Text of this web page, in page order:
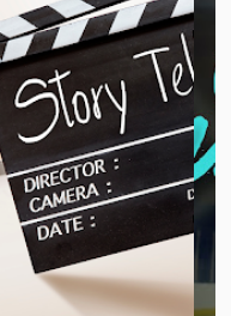
CAMPUS: O
VER POST